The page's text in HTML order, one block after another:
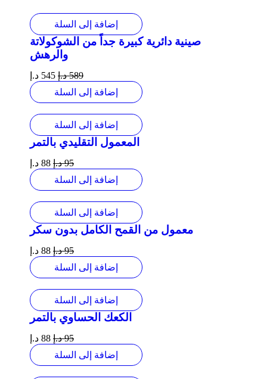
إضافة إلى السلة
صينية دائرية كبيرة جداً من الشوكولاتة
والرهش
589 د.إ 545 د.إ
إضافة إلى السلة
إضافة إلى السلة
المعمول التقليدي بالتمر
95 د.إ 88 د.إ
إضافة إلى السلة
إضافة إلى السلة
معمول من القمح الكامل بدون سكر
95 د.إ 88 د.إ
إضافة إلى السلة
إضافة إلى السلة
الكعك الحساوي بالتمر
95 د.إ 88 د.إ
إضافة إلى السلة